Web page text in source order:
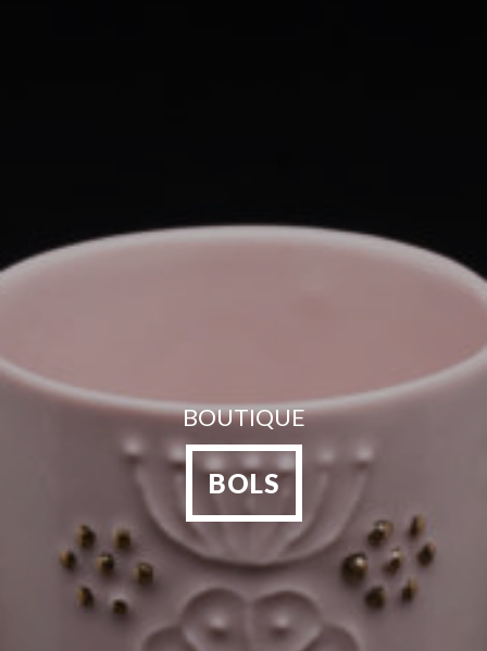
BOUTIQUE
BOLS